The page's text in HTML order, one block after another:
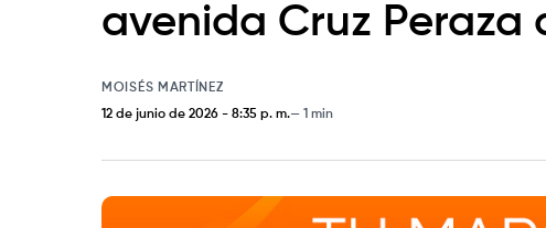
avenida Cruz Peraza
MOISÉS MARTÍNEZ
12 de junio de 2026 - 8:35 p. m. 1 min